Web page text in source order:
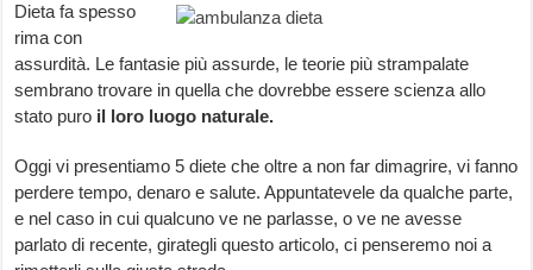
Dieta fa spesso
rima con
assurdità. Le fantasie più assurde, le teorie più strampalate
sembrano trovare in quella che dovrebbe essere scienza allo
stato puro il loro luogo naturale.
Oggi vi presentiamo 5 diete che oltre a non far dimagrire, vi fanno
perdere tempo, denaro e salute. Appuntatevele da qualche parte,
e nel caso in cui qualcuno ve ne parlasse, o ve ne avesse
parlato di recente, girategli questo articolo, ci penseremo noi a